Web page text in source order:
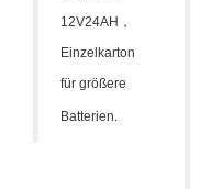
12V24AH ，
Einzelkarton
für größere
Batterien.